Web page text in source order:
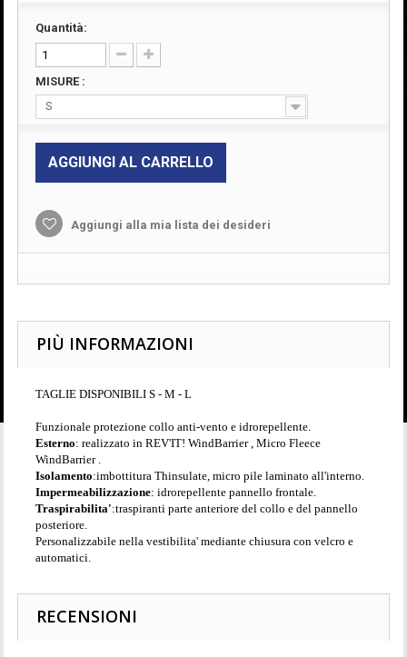
Quantità:
MISURE :
S
AGGIUNGI AL CARRELLO
Aggiungi alla mia lista dei desideri
PIÙ INFORMAZIONI
TAGLIE DISPONIBILI S - M - L
Funzionale protezione collo anti-vento e idrorepellente.
Esterno: realizzato in REV'IT! WindBarrier , Micro Fleece
WindBarrier .
Isolamento:imbottitura Thinsulate, micro pile laminato all'interno.
Impermeabilizzazione: idrorepellente pannello frontale.
Traspirabilita':traspiranti parte anteriore del collo edel pannello
posteriore.
Personalizzabile nella vestibilita' mediante chiusura con velcro e
automatici.
RECENSIONI